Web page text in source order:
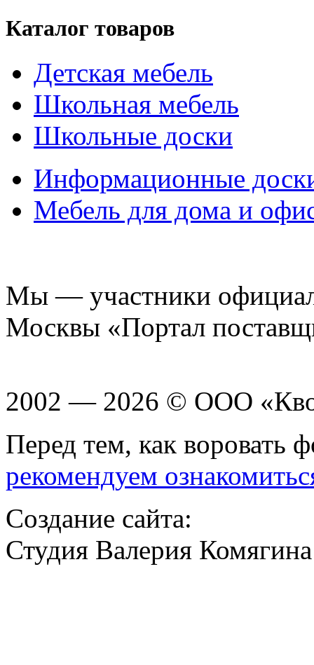
Каталог товаров
Детская мебель
Школьная мебель
Школьные доски
Информационные
Мебель для дома и
Мы — участники
Москвы «Портал
2002 — 2026 © ООО
Перед тем, как воровать
рекомендуем
Создание сайта:
Студия Валерия Комягина